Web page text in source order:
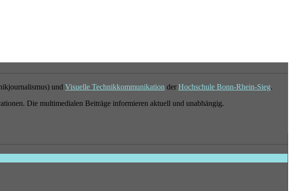
und Visuelle Technikkommunikation der Hochschule Bonn-Rhein-Sieg.
Die multimedialen Beiträge informieren aktuell und unabhängig.